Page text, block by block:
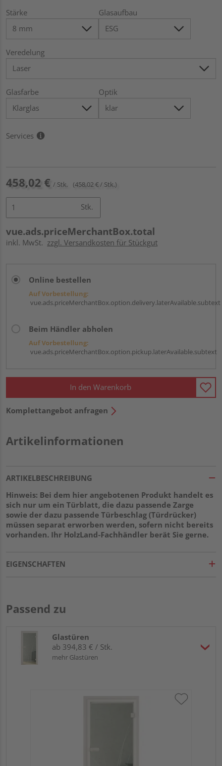
Stärke Glasaufbau
Veredelung
Glasfarbe Optik
Services
458,02 € / Stk. (458,02 € / Stk.)
Stk.
vue.ads.priceMerchantBox.total
inkl. MwSt. zzgl. Versandkosten für Stückgut
Online bestellen
Auf Vorbestellung:
vue.ads.priceMerchantBox.option.delivery.laterAvailable.subtext
Beim Händler abholen
Auf Vorbestellung:
vue.ads.priceMerchantBox.option.pickup.laterAvailable.subtext
In den Warenkorb
Komplettangebot anfragen
Artikelinformationen
ARTIKELBESCHREIBUNG
Hinweis: Bei dem hier angebotenen Produkt handelt es
sich nur um ein Türblatt, die dazu passende Zarge
sowie der dazu passende Türbeschlag (Türdrücker)
müssen separat erworben werden, sofern nicht bereits
vorhanden. Ihr HolzLand-Fachhändler berät Sie gerne.
EIGENSCHAFTEN
Passend zu
Glastüren
ab 394,83 € / Stk.
mehr Glastüren